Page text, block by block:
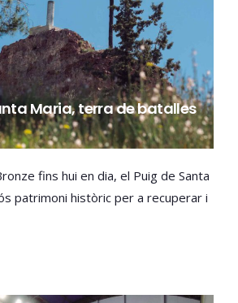
Maria, terra de batalles
fins hui en dia, el Puig de Santa
patrimoni històric per a recuperar i